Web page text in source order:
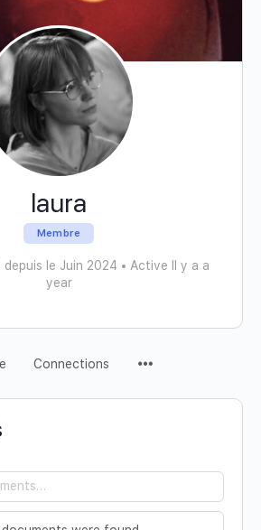
laura
Membre
depuis le Juin 2024 • Active Il y a a
year
Connections